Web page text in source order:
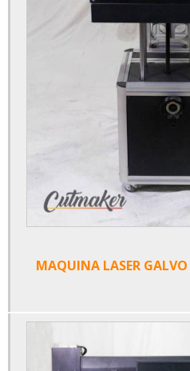
Maquina de corte de metal a laser
Máquina de corte e gravação a laser
Maquina de corte laser acrílico
Maquina de corte laser para aço
Maquina de gravação a laser 3d
Máquina de gravação a laser de fibra
Maquina de gravação cnc
Máquina de gravação cnc preço
Máquina de marcação a laser
Maquina industrial de corte a laser
MAQUINA LASER GALVO